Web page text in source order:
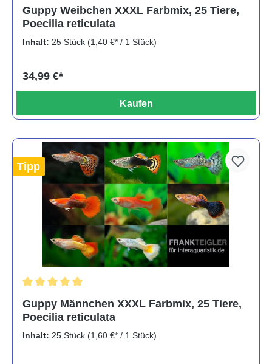
Guppy Weibchen XXXL Farbmix, 25 Tiere,
Poecilia reticulata
Inhalt: 25 Stück (1,40 €* / 1 Stück)
34,99 €*
Kaufen
Tipp
Guppy Männchen XXXL Farbmix, 25 Tiere,
Poecilia reticulata
Inhalt: 25 Stück (1,60 €* / 1 Stück)